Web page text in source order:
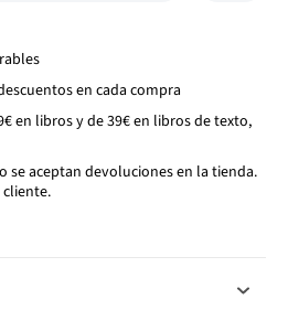
en cada compra
en libros y de 39€ en libros de texto,
se aceptan devoluciones en la tienda.